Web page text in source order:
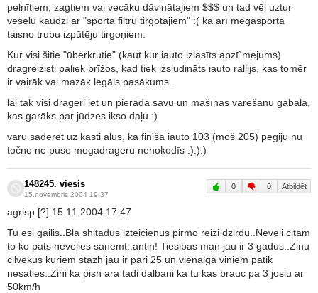
pelnītiem, zagtiem vai vecāku dāvinātajiem $$$ un tad vēl uztur
veselu kaudzi ar "sporta filtru tirgotājiem" :( kā arī megasporta
taisno trubu izpūtēju tirgoņiem.
Kur visi šitie "ūberkrutie" (kaut kur iauto izlasīts apzī`mejums)
dragreizisti paliek brīžos, kad tiek izsludināts iauto rallijs, kas tomēr
ir vairāk vai mazāk legāls pasākums.
lai tak visi drageri iet un pierāda savu un mašīnas varēšanu gabalā,
kas garāks par jūdzes ikso daļu :)
varu saderēt uz kasti alus, ka finišā iauto 103 (moš 205) pegiju nu
točno ne puse megadrageru nenokodīs :):):)
148245. viesis
15.novembris 2004 19:37
0 0 Atbildēt
agrisp [?] 15.11.2004 17:47
Tu esi gailis..Bla shitadus izteicienus pirmo reizi dzirdu..Neveli citam
to ko pats nevelies sanemt..antin! Tiesibas man jau ir 3 gadus..Zinu
cilvekus kuriem stazh jau ir pari 25 un vienalga viniem patik
nesaties..Zini ka pish ara tadi dalbani ka tu kas brauc pa 3 joslu ar
50km/h